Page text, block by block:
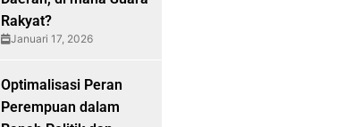
Rakyat?
Januari 17, 2026
Optimalisasi Peran
Perempuan dalam